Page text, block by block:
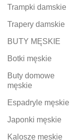
Trampki damskie
Trapery damskie
BUTY MĘSKIE
Botki męskie
Buty domowe
męskie
Espadryle męskie
Japonki męskie
Kalosze męskie